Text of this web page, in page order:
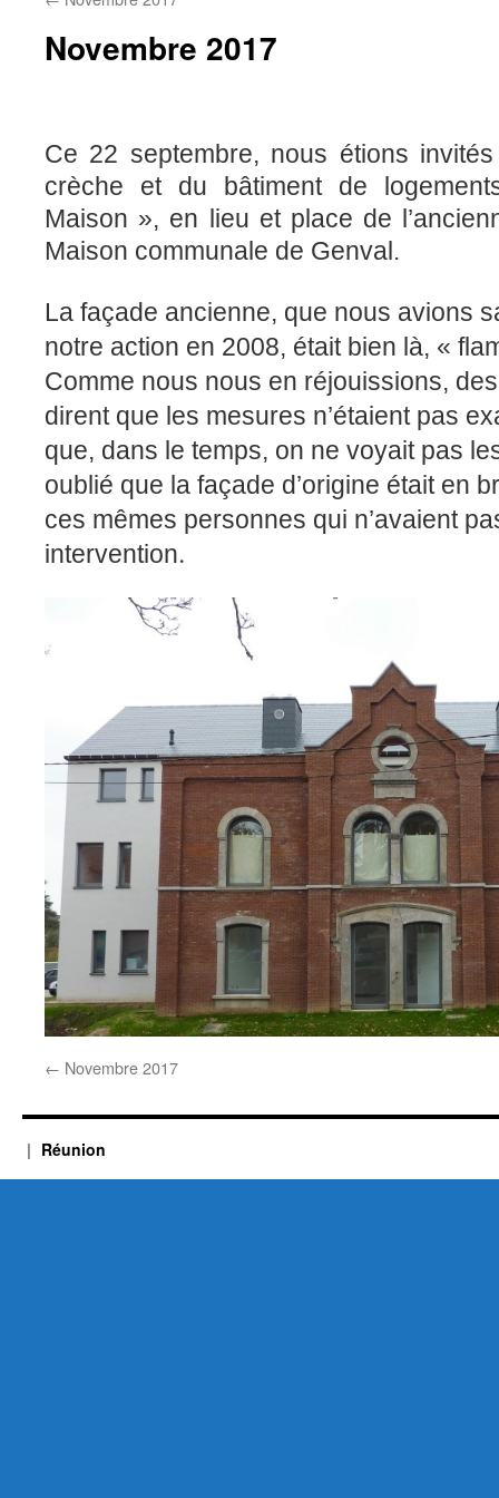
Novembre 2017
Ce 22 septembre, nous étions
crèche et du bâtiment de
Maison », en lieu et place de
Maison communale de Genval.
La façade ancienne, que nous avions
notre action en 2008, était bien là, «
Comme nous nous en réjouissions,
dirent que les mesures n’étaient pas
que, dans le temps, on ne voyait pas
oublié que la façade d’origine était en
ces mêmes personnes qui n’avaient
intervention.
← Novembre 2017
Réunion